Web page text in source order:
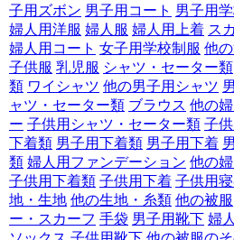
子用ズボン 男子用コート 男子用
婦人用洋服 婦人服 婦人用上着 ス
婦人用コート 女子用学校制服 他
子供服 乳児服 シャツ・セーター類
類 ワイシャツ 他の男子用シャツ
ャツ・セーター類 ブラウス 他の
ー 子供用シャツ・セーター類 子
下着類 男子用下着類 男子用下着
類 婦人用ファンデーション 他の
子供用下着類 子供用下着 子供用
地・生地 他の生地・糸類 他の被服
ー・スカーフ 手袋 男子用靴下 婦